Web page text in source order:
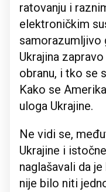
ratovanju i
elektroničkim
Ukrajina
obranu, i tko se
Kako se
uloga Ukrajine.
Ne vidi se,
Ukrajine i
naglašavali da
nije bilo niti